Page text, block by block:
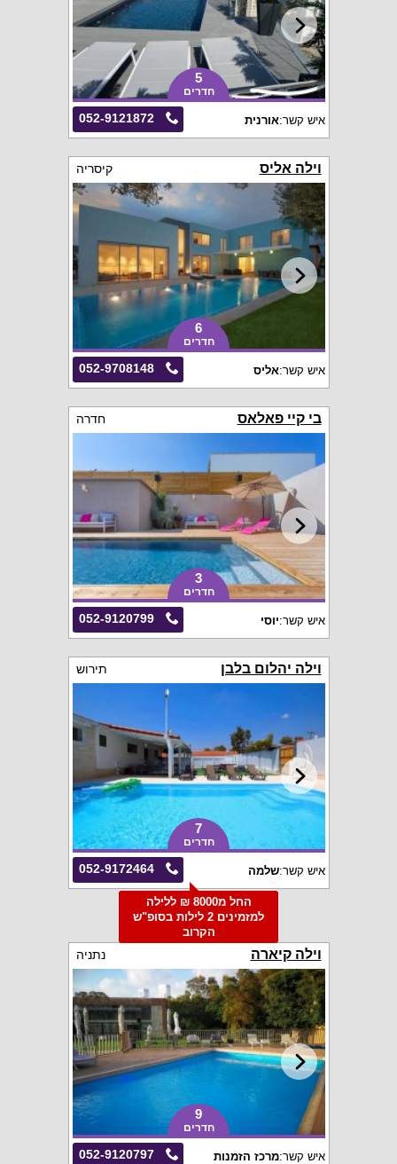
5
חדרים
052-9121872 איש קשר:אורנית
וילה אליס קיסריה
6
חדרים
052-9708148 איש קשר:אליס
בי קיי פאלאס חדרה
3
חדרים
052-9120799 איש קשר:יוסי
וילה יהלום בלבן תירוש
7
חדרים
052-9172464 איש קשר:שלמה
החל מ8000 ₪ ללילה
למזמינים 2 לילות בסופ"ש
הקרוב
וילה קיארה נתניה
9
חדרים
052-9120797 איש קשר:מרכז הזמנות